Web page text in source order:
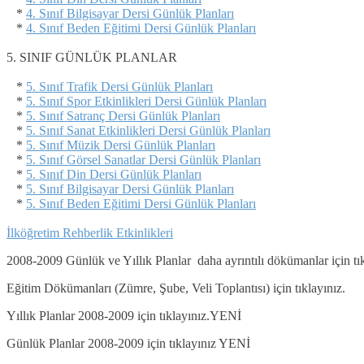
* 4. Sınıf Bilgisayar Dersi Günlük Planları
* 4. Sınıf Beden Eğitimi Dersi Günlük Planları
5. SINIF GÜNLÜK PLANLAR
* 5. Sınıf Trafik Dersi Günlük Planları
* 5. Sınıf Spor Etkinlikleri Dersi Günlük Planları
* 5. Sınıf Satranç Dersi Günlük Planları
* 5. Sınıf Sanat Etkinlikleri Dersi Günlük Planları
* 5. Sınıf Müzik Dersi Günlük Planları
* 5. Sınıf Görsel Sanatlar Dersi Günlük Planları
* 5. Sınıf Din Dersi Günlük Planları
* 5. Sınıf Bilgisayar Dersi Günlük Planları
* 5. Sınıf Beden Eğitimi Dersi Günlük Planları
İlköğretim Rehberlik Etkinlikleri
2008-2009 Günlük ve Yıllık Planlar daha ayrıntılı dökümanlar için
Eğitim Dökümanları (Zümre, Şube, Veli Toplantısı) için tıklayınız.
Yıllık Planlar 2008-2009 için tıklayınız.YENİ
Günlük Planlar 2008-2009 için tıklayınız YENİ